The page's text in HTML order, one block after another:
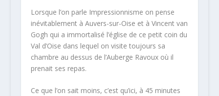
Lorsque l’on parle Impressionnisme on pense
inévitablement à Auvers-sur-Oise et à Vincent van
Gogh qui a immortalisé l’église de ce petit coin du
Val d’Oise dans lequel on visite toujours sa
chambre au dessus de l’Auberge Ravoux où il
prenait ses repas.
Ce que l’on sait moins, c’est qu’ici, à 45 minutes